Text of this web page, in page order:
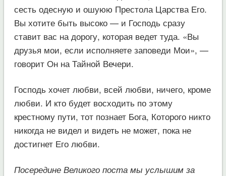
сесть одесную и ошуюю Престола Царства Его.
Вы хотите быть высоко — и Господь сразу
ставит вас на дорогу, которая ведет туда. «Вы
друзья мои, если исполняете заповеди Мои», —
говорит Он на Тайной Вечери.
Господь хочет любви, всей любви, ничего, кроме
любви. И кто будет восходить по этому
крестному пути, тот познает Бога, Которого никто
никогда не видел и видеть не может, пока не
достигнет Его любви.
Посередине Великого поста мы услышим за